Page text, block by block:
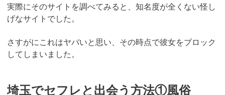
実際にそのサイトを調べてみると、知名度が全くない怪し
げなサイトでした。
さすがにこれはヤバいと思い、その時点で彼女をブロック
してしまいました。
埼玉でセフレと出会う方法①風俗